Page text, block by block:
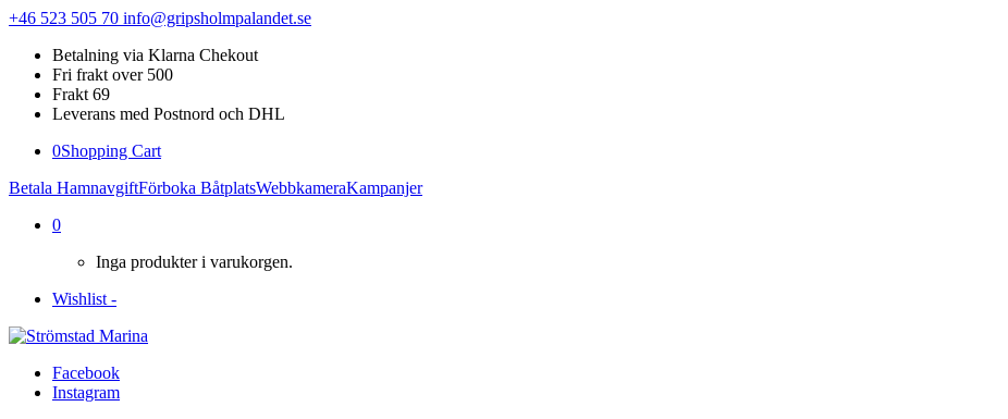
+46 523 505 70 info@gripsholmpalandet.se
Betalning via Klarna Chekout
Fri frakt over 500
Frakt 69
Leverans med Postnord och DHL
0Shopping Cart
Betala HamnavgiftFörboka BåtplatsWebbkameraKampanjer
0
Inga produkter i varukorgen.
Wishlist -
Facebook
Instagram